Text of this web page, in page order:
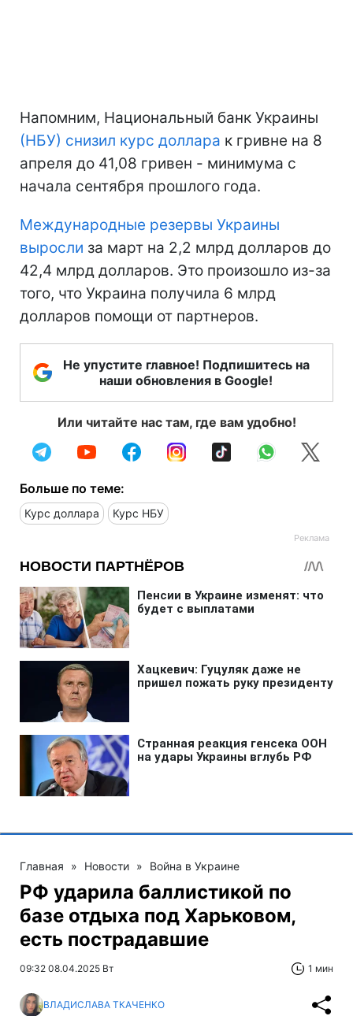
Напомним, Национальный банк Украины
(НБУ) снизил курс доллара к гривне на 8
апреля до 41,08 гривен - минимума с
начала сентября прошлого года.
Международные резервы Украины
выросли за март на 2,2 млрд долларов до
42,4 млрд долларов. Это произошло из-за
того, что Украина получила 6 млрд
долларов помощи от партнеров.
Не упустите главное! Подпишитесь на
наши обновления в Google!
Или читайте нас там, где вам удобно!
Больше по теме:
Курс доллара Курс НБУ
Главная » Новости » Война в Украине
РФ ударила баллистикой по
базе отдыха под Харьковом,
есть пострадавшие
09:32 08.04.2025 Вт 1 мин
ВЛАДИСЛАВА ТКАЧЕНКО